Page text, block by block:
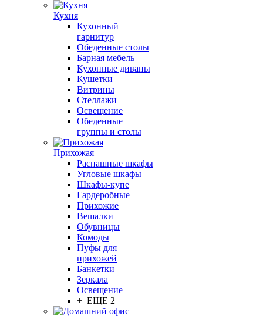
Кухня
Кухонный
гарнитур
Обеденные столы
Барная мебель
Кухонные диваны
Кушетки
Витрины
Стеллажи
Освещение
Обеденные
группы и столы
Прихожая
Распашные шкафы
Угловые шкафы
Шкафы-купе
Гардеробные
Прихожие
Вешалки
Обувницы
Комоды
Пуфы для
прихожей
Банкетки
Зеркала
Освещение
+ ЕЩЕ 2